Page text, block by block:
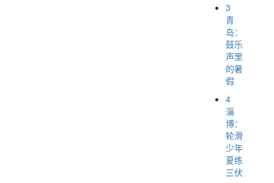
3
青
岛：
鼓乐
声里
的暑
假
4
淄
博：
轮滑
少年
夏练
三伏